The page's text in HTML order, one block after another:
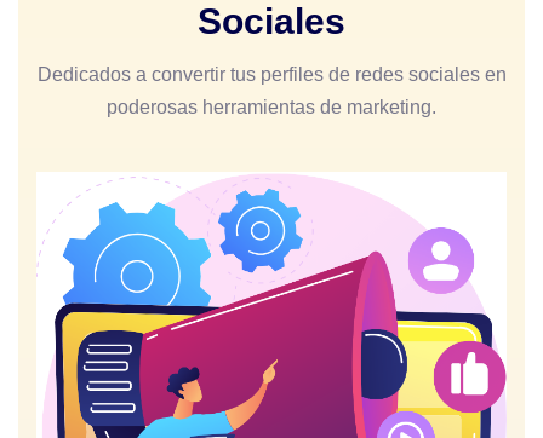
Sociales
Dedicados a convertir tus perfiles de redes sociales en
poderosas herramientas de marketing.